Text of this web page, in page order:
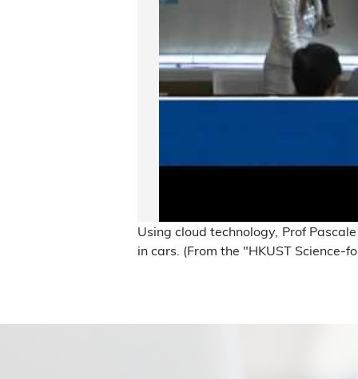
Using cloud technology, Prof
in cars. (From the "HKUST Science-